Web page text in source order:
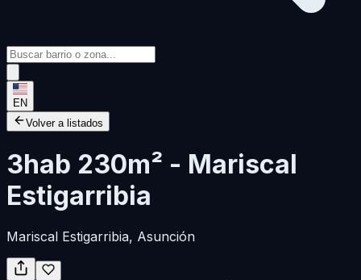
EN
Volver a listados
3hab 230m² - Mariscal
Estigarribia
Mariscal Estigarribia, Asunción